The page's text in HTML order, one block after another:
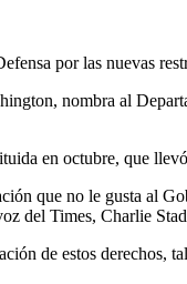
por las nuevas
nombra al
en octubre, que
que no le gusta al
del Times, Charlie
de estos